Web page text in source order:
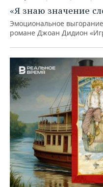
«Я знаю значение
Эмоциональное
романе Джоан Дидион